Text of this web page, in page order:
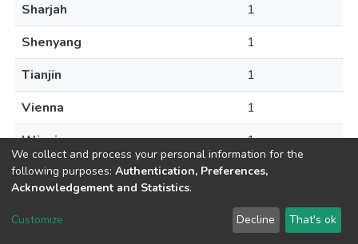
Sharjah
1
Shenyang
1
Tianjin
1
Vienna
1
Winnipeg
1
DSpace software copyright © 2002-2026 LYRASIS
Send Feedback
We collect and process your personal information for the
following purposes: Authentication, Preferences,
Acknowledgement and Statistics.
Customize Decline That's ok